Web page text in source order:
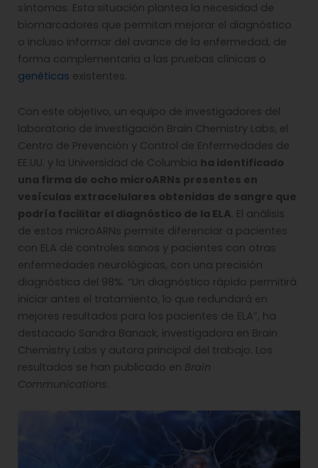
síntomas. Esta situación plantea la necesidad de
biomarcadores que permitan mejorar el diagnóstico
o incluso informar del avance de la enfermedad, de
forma complementaria a las pruebas clínicas o
genéticas existentes.
Con este objetivo, un equipo de investigadores del
laboratorio de investigación Brain Chemistry Labs, el
Centro de Prevención y Control de Enfermedades de
EE.UU. y la Universidad de Columbia ha identificado
una firma de ocho microARNs presentes en
vesículas extracelulares obtenidas de sangre que
podría facilitar el diagnóstico de la ELA. El análisis
de estos microARNs permite diferenciar a pacientes
con ELA de controles sanos y pacientes con otras
enfermedades neurológicas, con una precisión
diagnóstica del 98%. “Un diagnóstico rápido permitirá
iniciar antes el tratamiento, lo que redundará en
mejores resultados para los pacientes de ELA”, ha
destacado Sandra Banack, investigadora en Brain
Chemistry Labs y autora principal del trabajo. Los
resultados se han publicado en Brain
Communications.